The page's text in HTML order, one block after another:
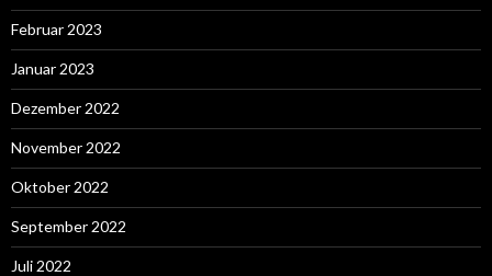
Februar 2023
Januar 2023
Dezember 2022
November 2022
Oktober 2022
September 2022
Juli 2022